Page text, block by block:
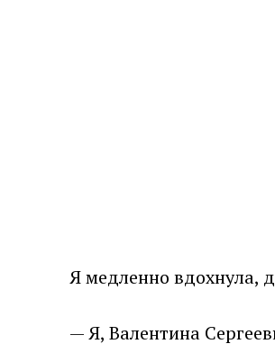
Я медленно вдохнула,
— Я, Валентина